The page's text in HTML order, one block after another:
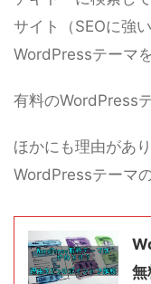
サイト（SEOに強
WordPressテーマ
有料のWordPress
ほかにも理由があ
WordPressテーマ
無